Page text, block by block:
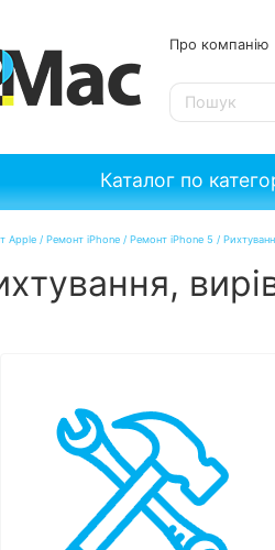
Про
Каталог по
Apple / Ремонт iPhone / Ремонт iPhone 5 /